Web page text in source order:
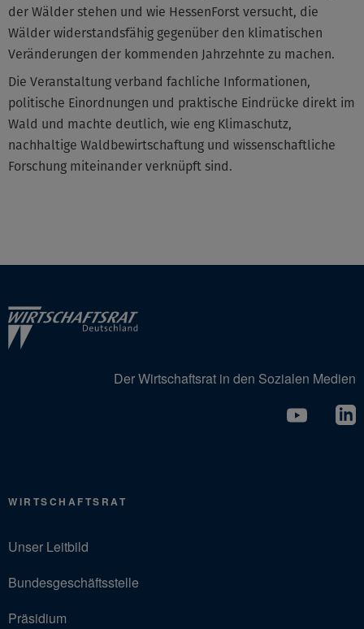
der Wälder stehen und wie HessenForst versucht, die
Wälder widerstandsfähig gegenüber den klimatischen
Veränderungen der kommenden Jahrzehnte zu machen.
Die Veranstaltung verband fachliche Informationen,
politische Einordnungen und praktische Eindrücke direkt im
Wald und machte deutlich, wie eng Klimaschutz,
nachhaltige Waldbewirtschaftung und wissenschaftliche
Forschung miteinander verknüpft sind.
Der Wirtschaftsrat in den Sozialen Medien
WIRTSCHAFTSRAT
Unser Leitbild
Bundesgeschäftsstelle
Präsidium